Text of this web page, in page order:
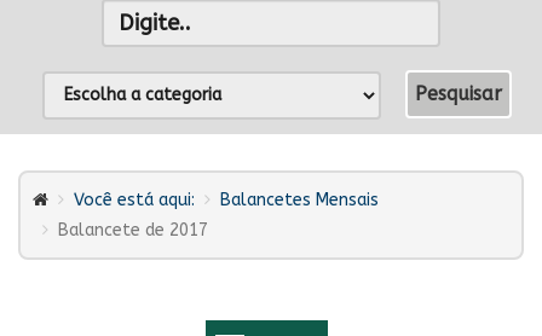
Você está aqui:
Balancetes Mensais
Balancete de 2017